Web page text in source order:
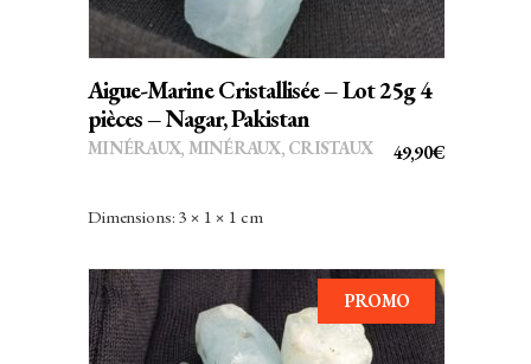
Marbre
Marcasite
Météorite
Mica
Obsidienne
Oeil-de-Tigre
Aigue-Marine Cristallisée – Lot 25g 4
pièces – Nagar, Pakistan
49,90€
MINÉRAUX, MINÉRAUX, CRISTAUX
Dimensions: 3 × 1 × 1 cm
PROMO